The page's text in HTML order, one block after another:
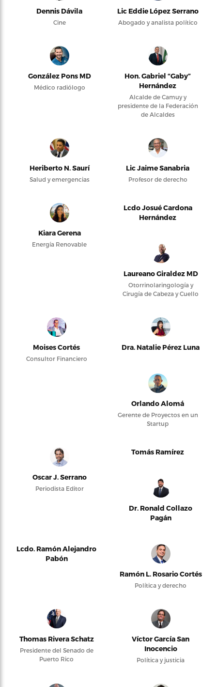
Dennis Dávila
Cine
Lic Eddie López Serrano
Abogado y analista político
González Pons MD
Médico radiólogo
Hon. Gabriel “Gaby”
Hernández
Alcalde de Camuy y
presidente de la Federación
de Alcaldes
Heriberto N. Saurí
Salud y emergencias
Lic Jaime Sanabria
Profesor de derecho
Kiara Gerena
Energía Renovable
Lcdo Josué Cardona
Hernández
Laureano Giraldez MD
Otorrinolaringología y
Cirugía de Cabeza y Cuello
Moises Cortés
Consultor Financiero
Dra. Natalie Pérez Luna
Orlando Alomá
Gerente de Proyectos en un
Startup
Oscar J. Serrano
Periodista Editor
Tomás Ramírez
Dr. Ronald Collazo
Pagán
Lcdo. Ramón Alejandro
Pabón
Ramón L. Rosario Cortés
Política y derecho
Thomas Rivera Schatz
Presidente del Senado de
Puerto Rico
Víctor García San
Inocencio
Política y justicia